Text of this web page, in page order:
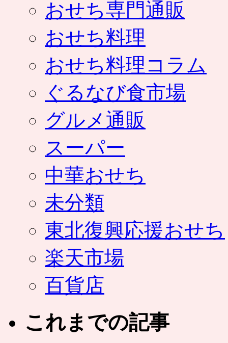
おせち専門通販
おせち料理
おせち料理コラム
ぐるなび食市場
グルメ通販
スーパー
中華おせち
未分類
東北復興応援おせち
楽天市場
百貨店
これまでの記事